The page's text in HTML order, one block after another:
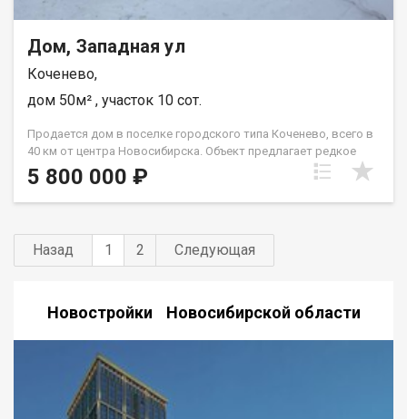
Дом, Западная ул
Коченево,
дом 50м² , участок 10 сот.
Продается дом в поселке городского типа Коченево, всего в
40 км от центра Новосибирска. Объект предлагает редкое
сочетание преимуществ загородной жизни с полноценной
инфраструктурой и удобной транспортной доступностью.
Участок площадью 10 соток полностью сформирован: здесь
и организована зона сс саженцами, что создает готовую
основу для комфортного проживания. Дом подключен к
эксплуатационные расходы в любое время года. Ключевое
преимущество — развитая местная инфраструктура: школа и
детский сад находятся в десяти минутах пешей прогулки,
магазины и другие необходимые объекты — в шаговой
доступности. Объект находится в юридически чистом
состоянии с одним взрослым собственником и
соответствует условиям программы «сельской ипотеки», что
5 800 000 ₽
Назад 1 2 Следующая
Новостройки Новосибирской области